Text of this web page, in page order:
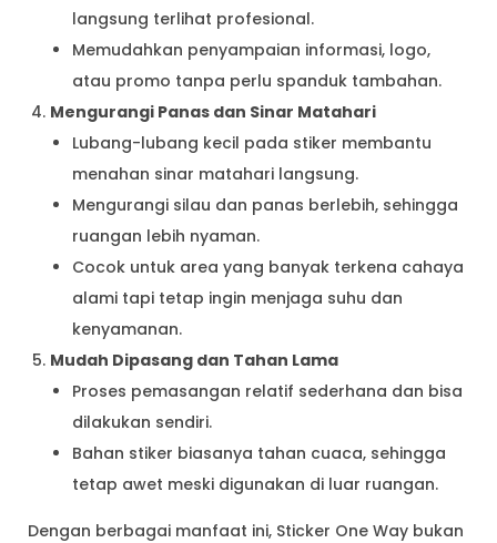
langsung terlihat profesional.
Memudahkan penyampaian informasi, logo,
atau promo tanpa perlu spanduk tambahan.
Mengurangi Panas dan Sinar Matahari
Lubang-lubang kecil pada stiker membantu
menahan sinar matahari langsung.
Mengurangi silau dan panas berlebih, sehingga
ruangan lebih nyaman.
Cocok untuk area yang banyak terkena cahaya
alami tapi tetap ingin menjaga suhu dan
kenyamanan.
Mudah Dipasang dan Tahan Lama
Proses pemasangan relatif sederhana dan bisa
dilakukan sendiri.
Bahan stiker biasanya tahan cuaca, sehingga
tetap awet meski digunakan di luar ruangan.
Dengan berbagai manfaat ini, Sticker One Way bukan